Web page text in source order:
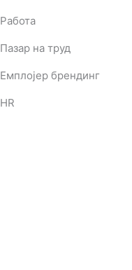
Работа
Пазар на труд
Емплојер брендинг
HR